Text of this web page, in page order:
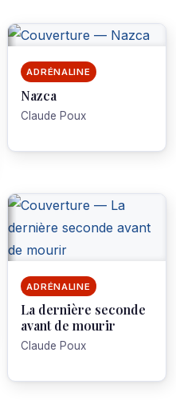
ADRÉNALINE
Nazca
Claude Poux
ADRÉNALINE
La dernière seconde
avant de mourir
Claude Poux